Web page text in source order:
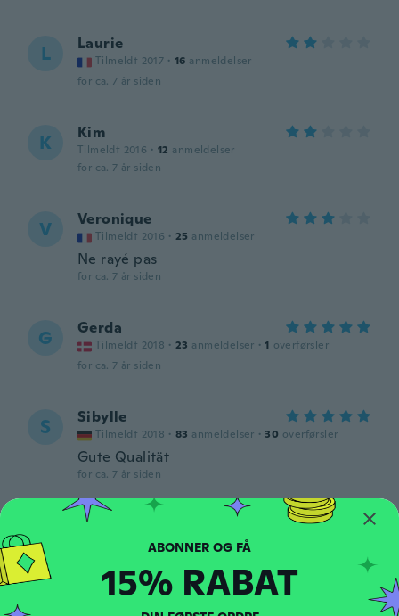
L Laurie
Tilmeldt 2017 · 16 anmeldelser
for ca. 7 år siden
K Kim
Tilmeldt 2016 · 12 anmeldelser
for ca. 7 år siden
V Veronique
Tilmeldt 2016 · 25 anmeldelser
Ne rayé pas
for ca. 7 år siden
G Gerda
Tilmeldt 2018 · 23 anmeldelser · 1 overførsler
for ca. 7 år siden
S Sibylle
Tilmeldt 2018 · 83 anmeldelser · 30 overførsler
Gute Qualität
for ca. 7 år siden
Mumu
Tilmeldt 2018 · 15 anmeldelser
15% RABAT